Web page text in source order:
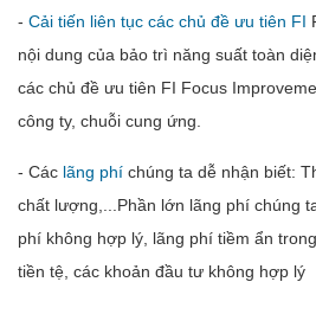
- Cải tiến liên tục các chủ đề ưu tiên FI
nội dung của bảo trì năng suất toàn
các chủ đề ưu tiên FI Focus
công ty, chuỗi cung ứng.
- Các lãng phí chúng ta dễ nhận biết:
chất lượng,... Phần lớn lãng phí chúng
phí không hợp lý, lãng phí tiềm ẩn
tiền tệ các khoản đầu tư không hợp lý